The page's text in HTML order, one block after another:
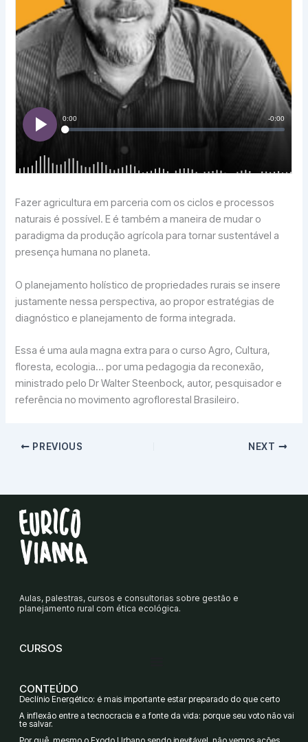
Fazer agricultura em parceria com os ciclos e processos
naturais é possível. E é também a maneira de mudar o
paradigma da produção agrícola para tornar sustentável a
presença humana no planeta.
O planejamento holístico de propriedades rurais se insere
justamente nessa perspectiva, ao propor estratégias de
diagnóstico e planejamento de forma integrada.
Essa é uma aula magna extra para o curso Agro, Cultura,
floresta, ecologia… por uma pedagogia da reconexão,
ministrado pelo Dr Walter Steenbock, autor, pesquisador e
referência no movimento agroflorestal Brasileiro.
PREVIOUS NEXT
Aulas, palestras, cursos e consultorias sobre gestão e
planejamento rural com ética ecológica.
CURSOS
CONTEÚDO
Declínio Energético: é mais importante estar preparado do que certo
A inflexão entre a tecnocracia e a fonte da vida: porque seu voto não vai
te salvar.